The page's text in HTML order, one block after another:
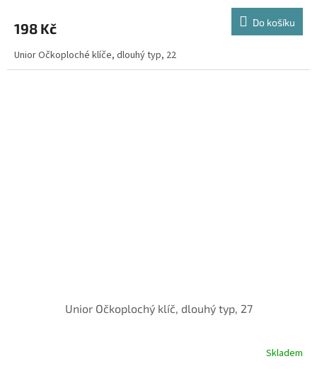
198 Kč Do košíku
Unior Očkoploché klíče, dlouhý typ, 22
Unior Očkoplochý klíč, dlouhý typ, 27
Skladem